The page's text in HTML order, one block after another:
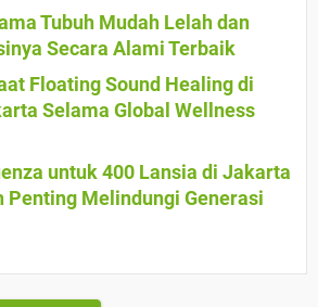
Tubuh Mudah Lelah dan
Secara Alami Terbaik
Floating Sound Healing di
Selama Global Wellness
untuk 400 Lansia di Jakarta
Penting Melindungi Generasi